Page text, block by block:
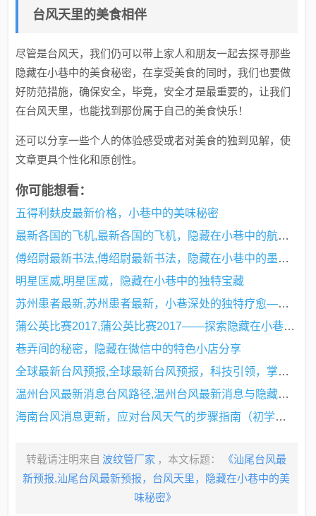
台风天里的美食相伴
尽管是台风天，我们仍可以带上家人和朋友一起去探寻那些
隐藏在小巷中的美食秘密，在享受美食的同时，我们也要做
好防范措施，确保安全，毕竟，安全才是最重要的，让我们
在台风天里，也能找到那份属于自己的美食快乐！
还可以分享一些个人的体验感受或者对美食的独到见解，使
文章更具个性化和原创性。
你可能想看：
五得利麸皮最新价格，小巷中的美味秘密
最新各国的飞机,最新各国的飞机，隐藏在小巷中的航空梦与独特小店
傅绍尉最新书法,傅绍尉最新书法，隐藏在小巷中的墨香宝藏
明星匡威,明星匡威，隐藏在小巷中的独特宝藏
苏州患者最新,苏州患者最新，小巷深处的独特疗愈——一家隐藏在小巷中的特色小店
蒲公英比赛2017,蒲公英比赛2017——探索隐藏在小巷中的特色小店
巷弄间的秘密，隐藏在微信中的特色小店分享
全球最新台风预报,全球最新台风预报，科技引领，掌控天气之变革
温州台风最新消息台风路径,温州台风最新消息与隐藏小巷的神秘风味——探寻特色小店之旅
海南台风消息更新，应对台风天气的步骤指南（初学者与进阶用户必备知识）
转载请注明来自 波纹管厂家 ，本文标题：
《汕尾台风最
新预报,汕尾台风最新预报，台风天里，隐藏在小巷中的美
味秘密》